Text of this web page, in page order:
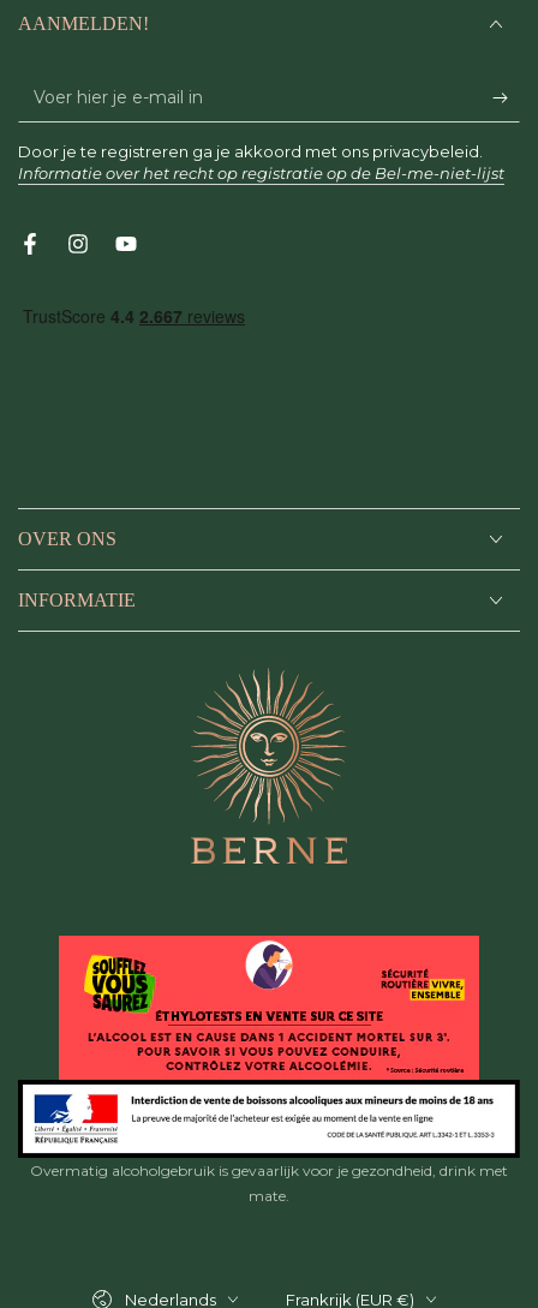
OVER ONS
INFORMATIE
AANMELDEN!
Voer
hier
je
mail
Door je te registreren ga je akkoord met ons privacybeleid.
Informatie over het recht op registratie op de Bel-me-niet-lijst
FacebookInstagramYouTube
Overmatig alcoholgebruik is gevaarlijk voor je gezondheid, drink met
mate.
Nederlands Frankrijk (EUR €)